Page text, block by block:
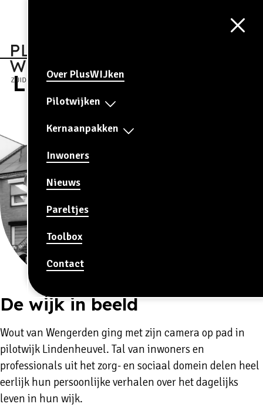
Over PlusWIJken
Pilotwijken
Kernaanpakken
Inwoners
Nieuws
Pareltjes
Toolbox
Contact
CONTRAST AAN
Lindenheuvel
De wijk in beeld
Wout van Wengerden ging met zijn camera op pad in
pilotwijk Lindenheuvel. Tal van inwoners en
professionals uit het zorg- en sociaal domein delen heel
eerlijk hun persoonlijke verhalen over het dagelijks
leven in hun wijk.